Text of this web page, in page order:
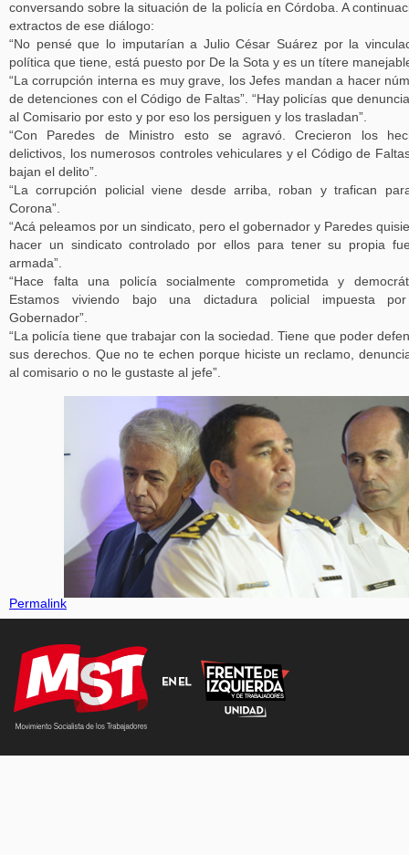
conversando sobre la situación de la policía en Córdoba. A
extractos de ese diálogo:
“No pensé que lo imputarían a Julio César Suárez por la
política que tiene, está puesto por De la Sota y es un títere
“La corrupción interna es muy grave, los Jefes mandan a hacer
de detenciones con el Código de Faltas”. “Hay policías que
al Comisario por esto y por eso los persiguen y los trasladan”.
“Con Paredes de Ministro esto se agravó. Crecieron los
delictivos, los numerosos controles vehiculares y el Código de
bajan el delito”.
“La corrupción policial viene desde arriba, roban y trafican
Corona”.
“Acá peleamos por un sindicato, pero el gobernador y Paredes
hacer un sindicato controlado por ellos para tener su propia
armada”.
“Hace falta una policía socialmente comprometida y
Estamos viviendo bajo una dictadura policial impuesta
Gobernador”.
“La policía tiene que trabajar con la sociedad. Tiene que poder
sus derechos. Que no te echen porque hiciste un reclamo,
al comisario o no le gustaste al jefe”.
Permalink